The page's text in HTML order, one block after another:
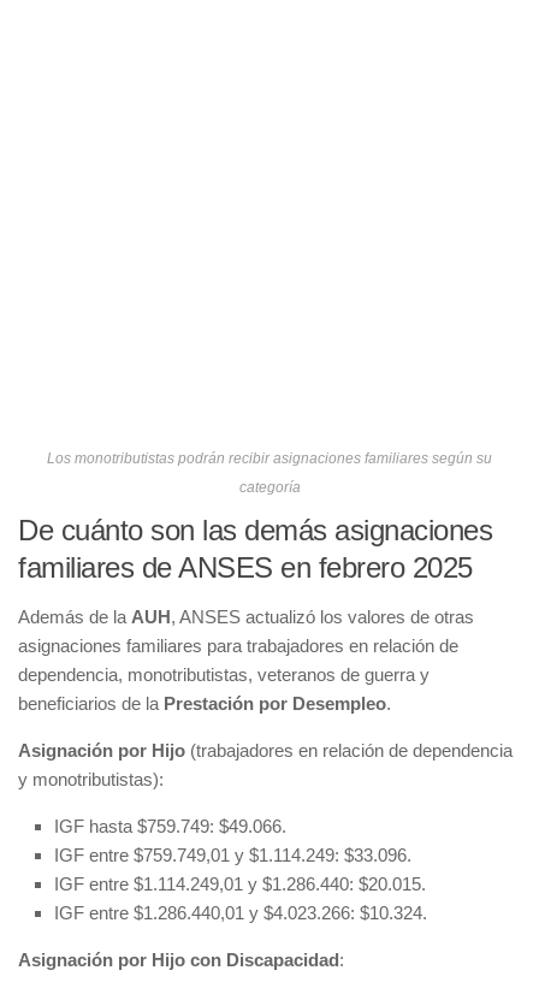
Los monotributistas podrán recibir asignaciones familiares según su
categoría
De cuánto son las demás asignaciones
familiares de ANSES en febrero 2025
Además de la AUH, ANSES actualizó los valores de otras
asignaciones familiares para trabajadores en relación de
dependencia, monotributistas, veteranos de guerra y
beneficiarios de la Prestación por Desempleo.
Asignación por Hijo (trabajadores en relación de dependencia
y monotributistas):
IGF hasta $759.749: $49.066.
IGF entre $759.749,01 y $1.114.249: $33.096.
IGF entre $1.114.249,01 y $1.286.440: $20.015.
IGF entre $1.286.440,01 y $4.023.266: $10.324.
Asignación por Hijo con Discapacidad: